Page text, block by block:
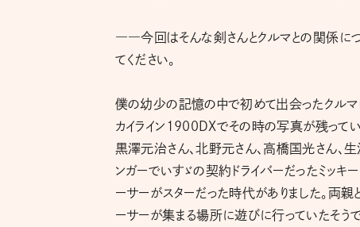
――今回はそんな剣さんとクルマとの関係につ
てください。
僕の幼少の記憶の中で初めて出会ったクルマ
カイライン1900DXでその時の写真が残って
黒澤元治さん、北野元さん、高橋国光さん、
ンガーでいすゞの契約ドライバーだったミッ
ーサーがスターだった時代がありました。両親
ーサーが集まる場所に遊びに行っていたそうで